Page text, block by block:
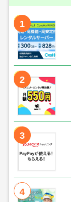
1
2
3
4